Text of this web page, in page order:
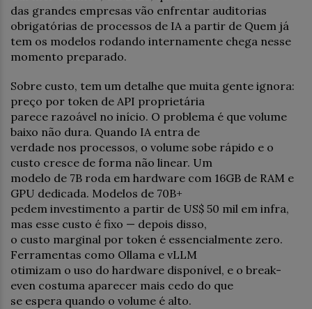
das grandes empresas vão enfrentar auditorias
obrigatórias de processos de IA a partir de Quem já
tem os modelos rodando internamente chega nesse
momento preparado.
Sobre custo, tem um detalhe que muita gente ignora:
preço por token de API proprietária
parece razoável no início. O problema é que volume
baixo não dura. Quando IA entra de
verdade nos processos, o volume sobe rápido e o
custo cresce de forma não linear. Um
modelo de 7B roda em hardware com 16GB de RAM e
GPU dedicada. Modelos de 70B+
pedem investimento a partir de US$ 50 mil em infra,
mas esse custo é fixo — depois disso,
o custo marginal por token é essencialmente zero.
Ferramentas como Ollama e vLLM
otimizam o uso do hardware disponível, e o break-
even costuma aparecer mais cedo do que
se espera quando o volume é alto.